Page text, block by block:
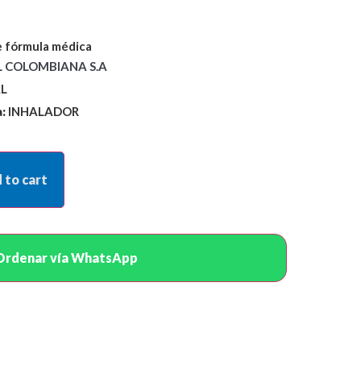
fórmula médica
COLOMBIANA S.A
INHALADOR
to cart
vía WhatsApp